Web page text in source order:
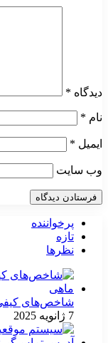
دیدگاه *
نام *
ایمیل *
وب‌ سایت
پرخواننده
تازه
نظرها
شاخص‌های
7 ژانویه 2025